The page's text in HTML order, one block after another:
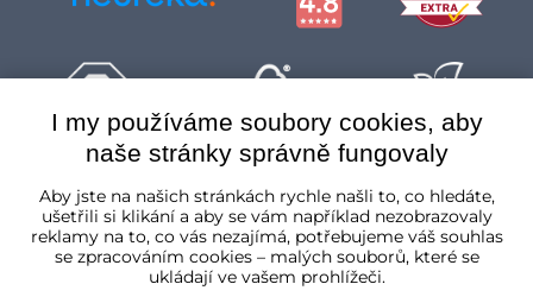
I my používáme soubory cookies, aby
naše stránky správně fungovaly
Aby jste na našich stránkách rychle našli to, co hledáte,
ušetřili si klikání a aby se vám například nezobrazovaly
reklamy na to, co vás nezajímá, potřebujeme váš souhlas
se zpracováním cookies – malých souborů, které se
ukládají ve vašem prohlížeči.